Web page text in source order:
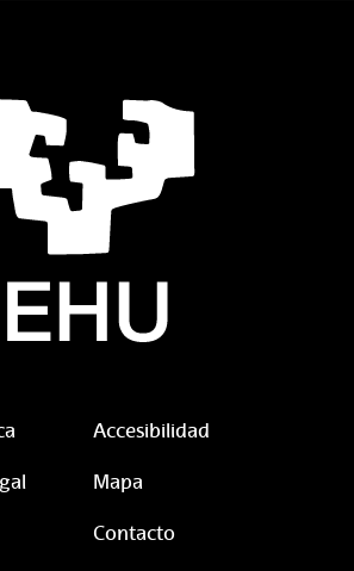
Accesibilidad
Mapa
Contacto